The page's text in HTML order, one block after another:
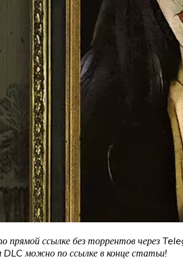
прямой ссылке без торрентов через
можно по ссылке в конце статьи!